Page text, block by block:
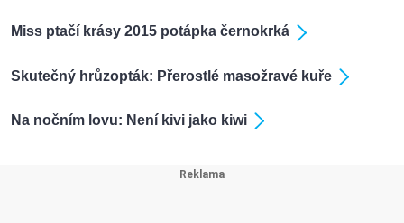
Miss ptačí krásy 2015 potápka černokrká
Skutečný hrůzopták: Přerostlé masožravé kuře
Na nočním lovu: Není kivi jako kiwi